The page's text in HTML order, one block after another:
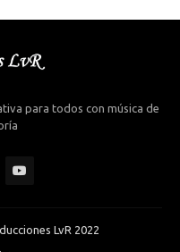
para todos con música de
LvR 2022